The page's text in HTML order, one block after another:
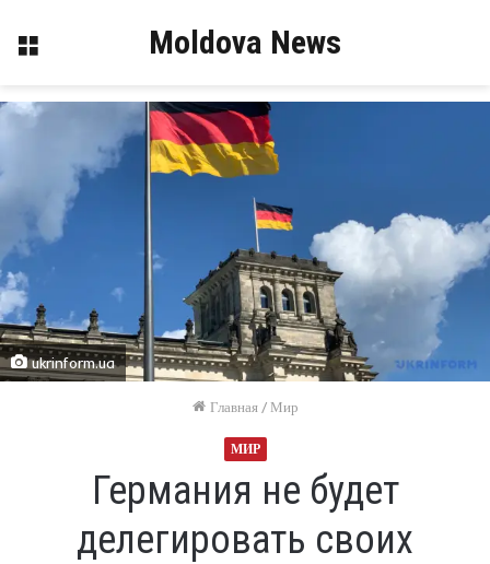
Меню Moldova News
ukrinform.ua
Главная / Мир
МИР
Германия не будет
делегировать своих